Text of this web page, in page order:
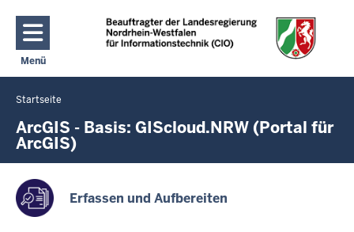
Direkt zum Inhalt
Menü
Navigation aktivieren/deaktivieren: Hauptmenü
Sie
befinden
sich
hier
Startseite
ArcGIS - Basis: GIScloud.NRW (Portal für
ArcGIS)
Erfassen und Aufbereiten